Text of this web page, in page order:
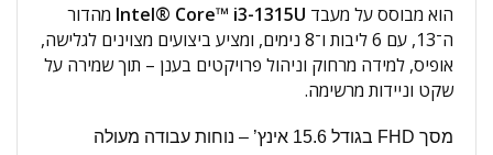
הוא מבוסס על מעבד Intel® Core™ i3-1315U מהדור
ה־13, עם 6 ליבות ו־8 נימים, ומציע ביצועים מצוינים לגלישה,
אופיס, למידה מרחוק וניהול פרויקטים בענן – תוך שמירה על
שקט וניידות מרשימה.
מסך FHD בגודל 15.6 אינץ’ – נוחות עבודה מעולה